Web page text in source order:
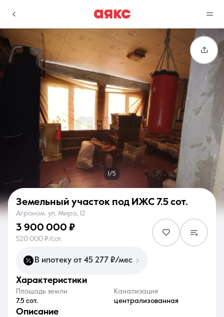
г. Краснодар
Избранное
0 объявлений
Сравнение
0 объявлений
Недвижимость Услуги
О компании
8 (861) 297-00-00
Ежедневно с 08:30 до 20:00
1/5
Земельный участок под ИЖС 7.5 сот.
Агроном, ул. Мира, 12
3 900 000 ₽
520 000 ₽/сот.
В ипотеку от 45 277 ₽/мес
характеристики
Площадь земли
7.5 сот.
Канализация
централизованная
описание